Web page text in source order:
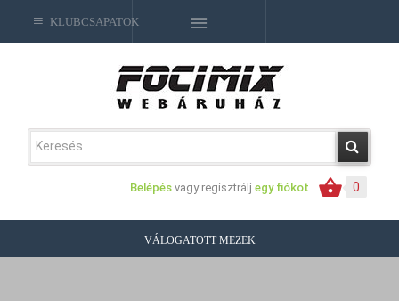
0
Belépés vagy regisztrálj egy fiókot
KLUBCSAPATOK
VÁLOGATOTT MEZEK